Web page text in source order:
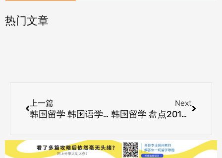
热门文章
上一篇
韩国留学 韩国语学习要注重口语
Next
韩国留学 盘点2014年留学韩国常见问题